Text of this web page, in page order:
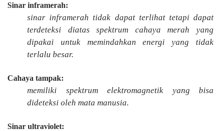
Sinar inframerah:
sinar inframerah tidak dapat terlihat tetapi dapat
terdeteksi diatas spektrum cahaya merah yang
dipakai untuk memindahkan energi yang tidak
terlalu besar.
Cahaya tampak:
memiliki spektrum elektromagnetik yang bisa
dideteksi oleh mata manusia.
Sinar ultraviolet: